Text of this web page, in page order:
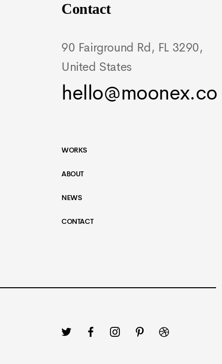
Contact
90 Fairground Rd, FL 3290,
United States
hello@moonex.co
WORKS
ABOUT
NEWS
CONTACT